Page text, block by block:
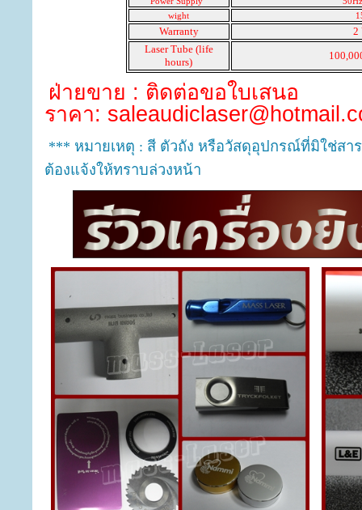
wight
Warranty
2
Laser Tube (life
hours)
ฝ่ายขาย : ติดต่อขอใบเสนอ
ราคา:
*** หมายเหตุ : สี ตัวถัง หรือวัสดุอุปกรณ์ที่มิใช่สา
ต้องแจ้งให้ทราบล่วงหน้า